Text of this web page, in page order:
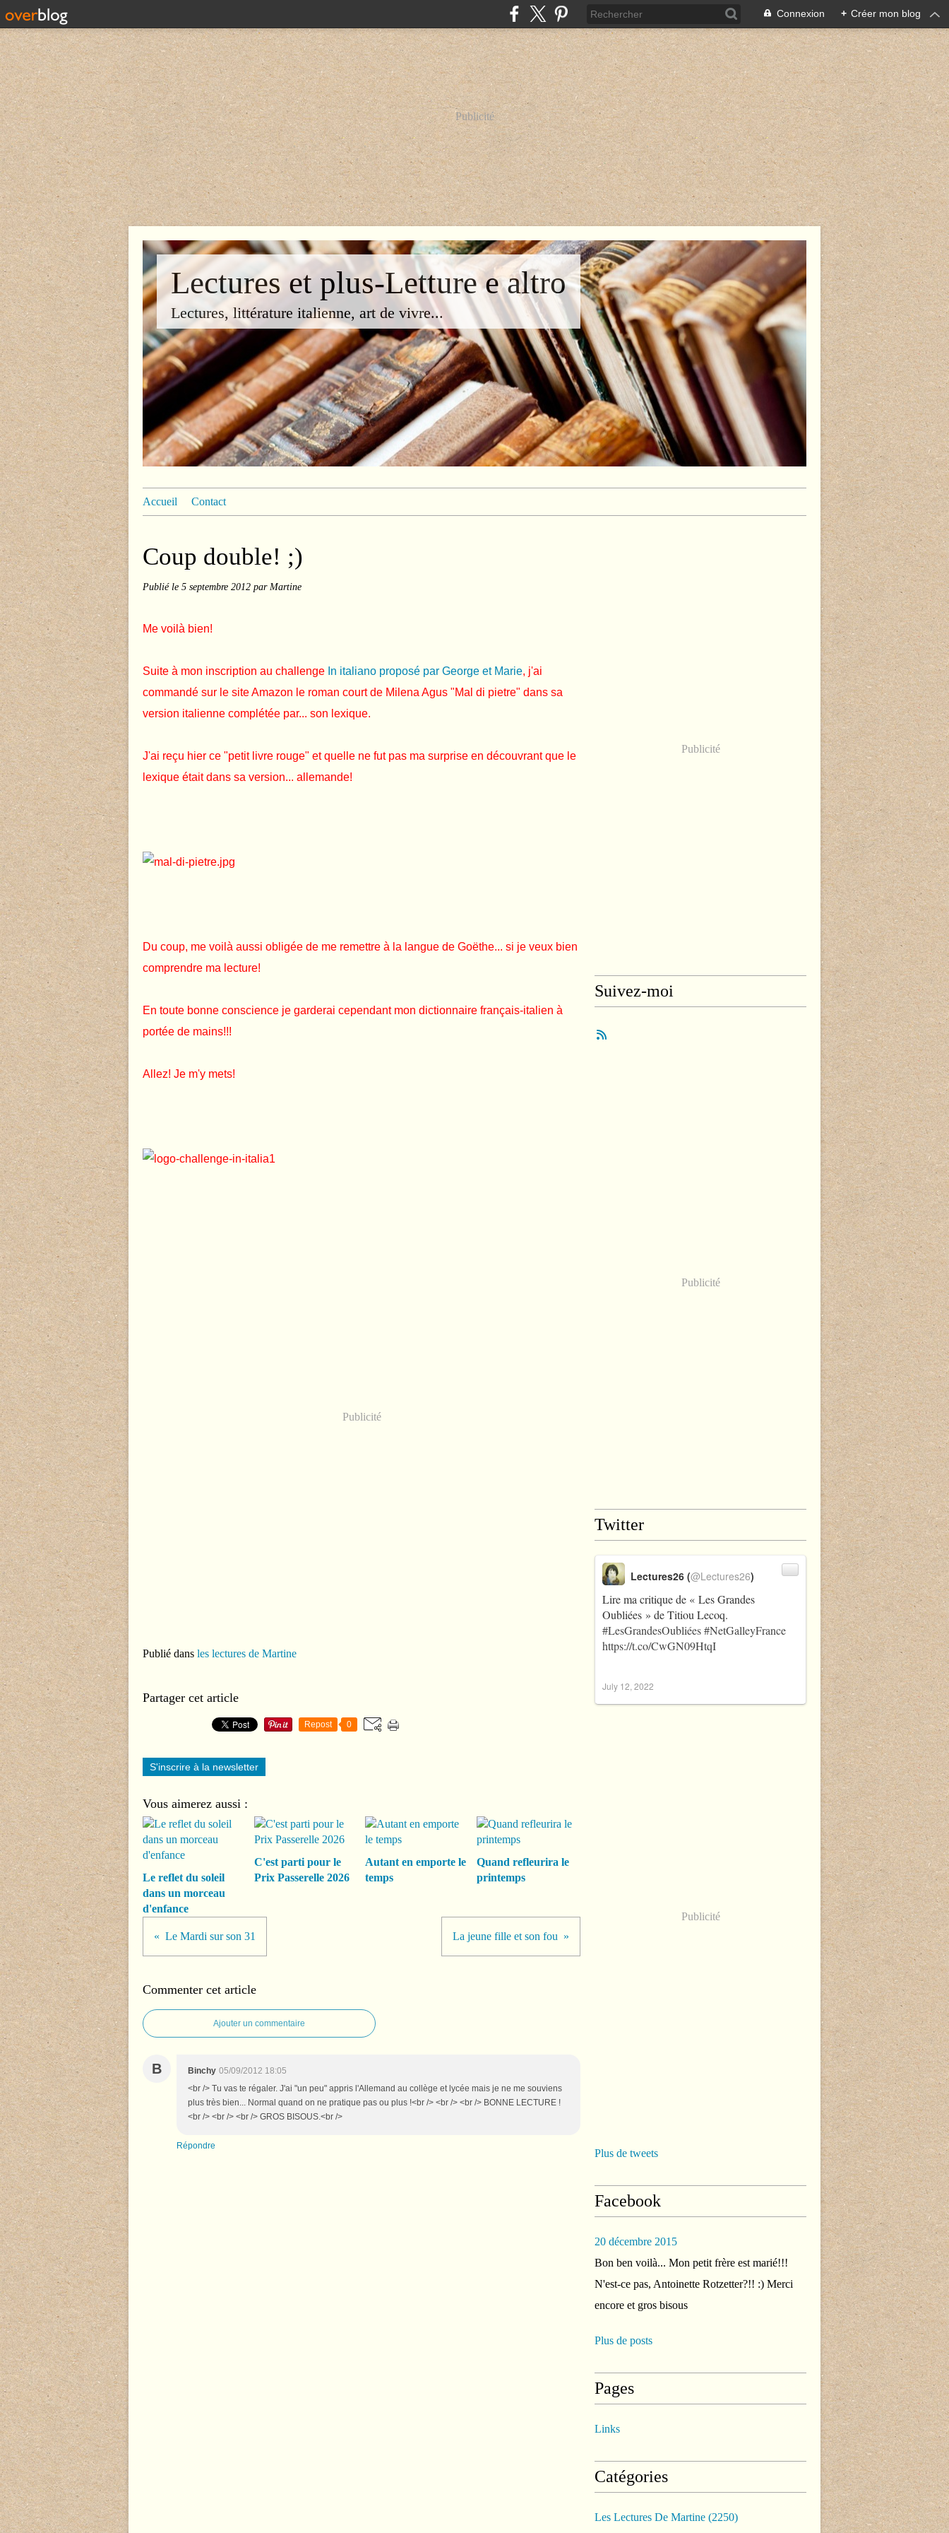
Connexion + Créer mon blog
Publicité
Lectures et plus-Letture e altro
Lectures, littérature italienne, art de vivre...
Accueil Contact
Coup double! ;)
Publié le 5 septembre 2012 par Martine
Me voilà bien!
Suite à mon inscription au challenge In italiano proposé par George et Marie, j'ai
commandé sur le site Amazon le roman court de Milena Agus "Mal di pietre" dans sa
version italienne complétée par... son lexique.
J'ai reçu hier ce "petit livre rouge" et quelle ne fut pas ma surprise en découvrant que le
lexique était dans sa version... allemande!
Du coup, me voilà aussi obligée de me remettre à la langue de Goëthe... si je veux bien
comprendre ma lecture!
En toute bonne conscience je garderai cependant mon dictionnaire français-italien à
portée de mains!!!
Allez! Je m'y mets!
Publicité
Publié dans les lectures de Martine
Partager cet article
Repost 0
S'inscrire à la newsletter
Vous aimerez aussi :
Le reflet du soleil
dans un morceau
d'enfance
C'est parti pour le
Prix Passerelle 2026
Autant en emporte le
temps
Quand refleurira le
printemps
Le Mardi sur son 31 La jeune fille et son fou
Commenter cet article
Ajouter un commentaire
B Binchy 05/09/2012 18:05
<br /> Tu vas te régaler. J'ai "un peu" appris l'Allemand au collège et lycée mais je ne me souviens
plus très bien... Normal quand on ne pratique pas ou plus !<br /> <br /> <br /> BONNE LECTURE !
<br /> <br /> <br /> GROS BISOUS.<br />
Répondre
Publicité
Suivez-moi
Publicité
Twitter
Lire ma critique de « Les Grandes
Oubliées » de Titiou Lecoq.
#LesGrandesOubliées#NetGalleyFrance
https://t.co/CwGN09HtqI
Lectures26 (@Lectures26)
July 12, 2022
Publicité
Plus de tweets
Facebook
20 décembre 2015
Bon ben voilà... Mon petit frère est marié!!!
N'est-ce pas, Antoinette Rotzetter?!! :) Merci
encore et gros bisous
Plus de posts
Pages
Links
Catégories
Les Lectures De Martine (2250)